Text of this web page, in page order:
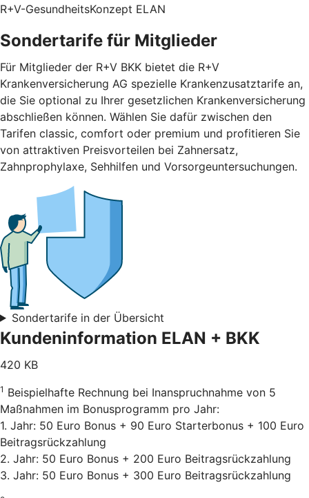
R+V-GesundheitsKonzept ELAN
Sondertarife für Mitglieder
Für Mitglieder der R+V BKK bietet die R+V
Krankenversicherung AG spezielle Krankenzusatztarife an,
die Sie optional zu Ihrer gesetzlichen Krankenversicherung
abschließen können. Wählen Sie dafür zwischen den
Tarifen classic, comfort oder premium und profitieren Sie
von attraktiven Preisvorteilen bei Zahnersatz,
Zahnprophylaxe, Sehhilfen und Vorsorgeuntersuchungen.
Sondertarife in der Übersicht
Kundeninformation ELAN + BKK
420 KB
1 Beispielhafte Rechnung bei Inanspruchnahme von 5
Maßnahmen im Bonusprogramm pro Jahr:
1. Jahr: 50 Euro Bonus + 90 Euro Starterbonus + 100 Euro
Beitragsrückzahlung
2. Jahr: 50 Euro Bonus + 200 Euro Beitragsrückzahlung
3. Jahr: 50 Euro Bonus + 300 Euro Beitragsrückzahlung